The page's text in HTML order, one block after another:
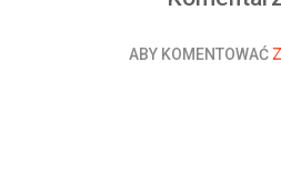
ABY KOMENTOWAĆ